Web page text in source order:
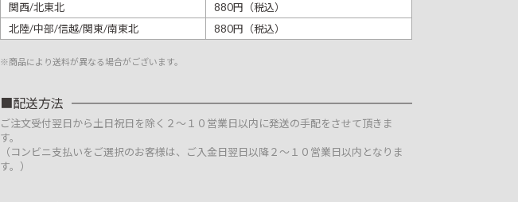
関西/北東北
880円（税込）
北陸/中部/信越/関東/南東北
880円（税込）
※商品により送料が異なる場合がございます。
配送方法
ご注文受付翌日から土日祝日を除く２～１０営業日以内に発送の手配をさせて頂きま
す。
（コンビニ支払いをご選択のお客様は、ご入金日翌日以降２～１０営業日以内となりま
す。）